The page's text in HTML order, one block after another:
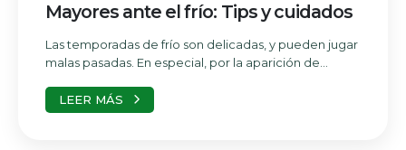
Mayores ante el frío: Tips y cuidados
Las temporadas de frío son delicadas, y pueden jugar
malas pasadas. En especial, por la aparición de...
LEER MÁS